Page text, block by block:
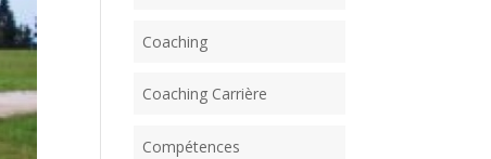
Coaching
Coaching Carrière
Compétences